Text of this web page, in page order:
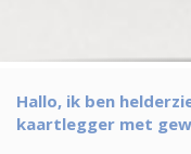
Hallo, ik ben
kaartlegger met